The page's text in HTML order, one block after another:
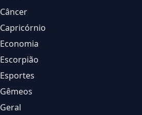
Câncer
Capricórnio
Economia
Escorpião
Esportes
Gêmeos
Geral